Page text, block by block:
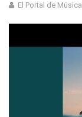
El Portal de Música